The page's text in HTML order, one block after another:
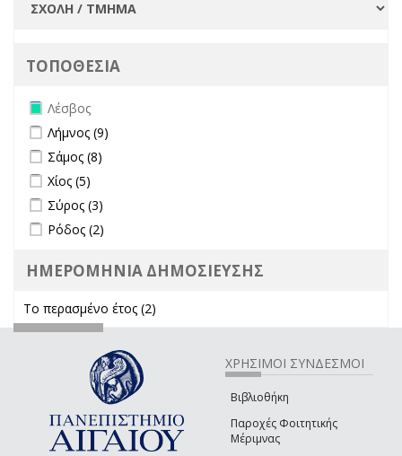
ΤΟΠΟΘΕΣΙΑ
Remove Λέσβος filter
Λέσβος
Apply Λήμνος filter
Λήμνος (9)
Apply Σάμος filter
Σάμος (8)
Apply Χίος filter
Χίος (5)
Apply Σύρος filter
Σύρος (3)
Apply Ρόδος filter
Ρόδος (2)
ΗΜΕΡΟΜΗΝΙΑ ΔΗΜΟΣΙΕΥΣΗΣ
Το περασμένο έτος (2)
ΧΡΗΣΙΜΟΙ ΣΥΝΔΕΣΜΟΙ
Βιβλιοθήκη
Παροχές Φοιτητικής
Μέριμνας